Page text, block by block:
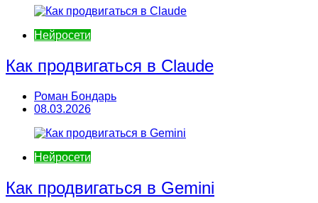
Нейросети
Как продвигаться в Claude
Роман Бондарь
08.03.2026
Нейросети
Как продвигаться в Gemini